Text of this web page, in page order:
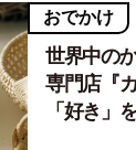
おでかけ
世界中の
専門店『
「好き」